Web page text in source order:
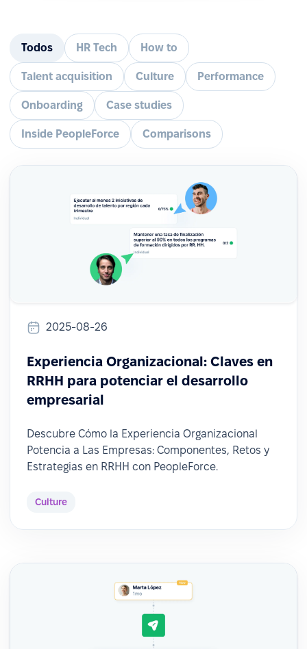
Todos HR Tech How to
Talent acquisition Culture Performance
Onboarding Case studies
Inside PeopleForce Comparisons
2025-08-26
Experiencia Organizacional: Claves en
RRHH para potenciar el desarrollo
empresarial
Descubre Cómo la Experiencia Organizacional
Potencia a Las Empresas: Componentes, Retos y
Estrategias en RRHH con PeopleForce.
Culture